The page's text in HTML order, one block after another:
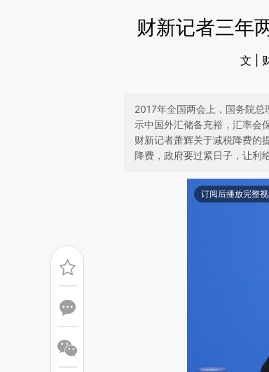
财新记者三年
文 |
2017年全国两会上，国务院
示中国外汇储备充裕，汇率会
财新记者萧辉关于减税降费的
降费，政府要过紧日子，让利
订阅后播放完整